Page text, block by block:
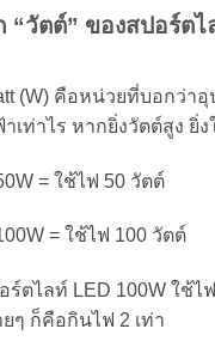
“วัตต์” ของสปอร์ตไ
(W) คือหน่วยที่บอกว่า
เท่าไร หากยิ่งวัตต์สูง ยิ่
= ใช้ไฟ 50 วัตต์
= ใช้ไฟ 100 วัตต์
ร์ตไลท์ LED 100W ใช้
ๆ ก็คือกินไฟ 2 เท่า